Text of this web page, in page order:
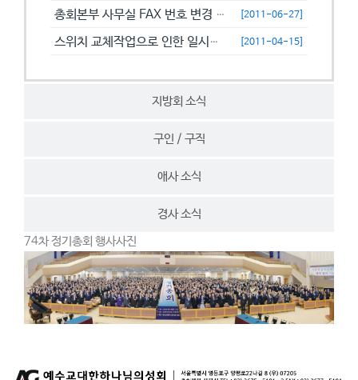
지방회 소식
구인 / 구직
애사 소식
경사 소식
총회본부 사무실 FAX 번호 변경 안내 [2011-06-27]
스위치 교체작업으로 인한 일시접속제한 안내 [2011-04-15]
74차 정기총회 행사사진